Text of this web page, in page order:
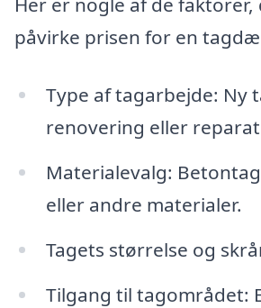
påvirke prisen for en
Type af tagarbejde: Ny
renovering eller
Materialevalg:
eller andre materialer.
Tagets størrelse og
Tilgang til tagområdet: